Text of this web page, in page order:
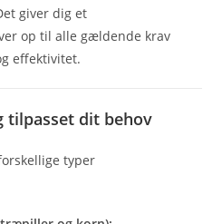
giver dig et
op til alle gældende krav
effektivitet.
tilpasset dit behov
typer